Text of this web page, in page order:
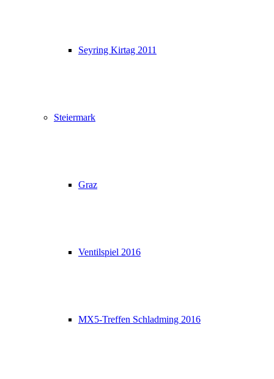
Seyring Kirtag 2011
Steiermark
Graz
Ventilspiel 2016
MX5-Treffen Schladming 2016